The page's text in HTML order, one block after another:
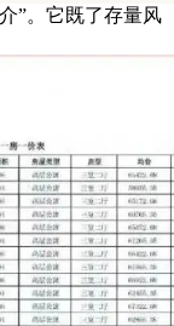
”。它既了存量风